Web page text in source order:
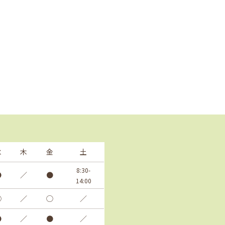
木 金 土
／ ●
8:30-
14:00
／ ◯ ／
／ ● ／